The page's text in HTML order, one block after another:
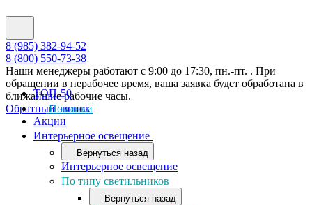
8 (985) 382-94-52
8 (800) 550-73-38
Наши менеджеры работают с 9:00 до 17:30, пн.-пт. . При
обращении в нерабочее время, ваша заявка будет обработана в
ближайшие рабочие часы.
Обратный звонок
ТОП-50
Новинки
Акции
Интерьерное освещение
Вернуться назад
Интерьерное освещение
По типу светильников
Вернуться назад